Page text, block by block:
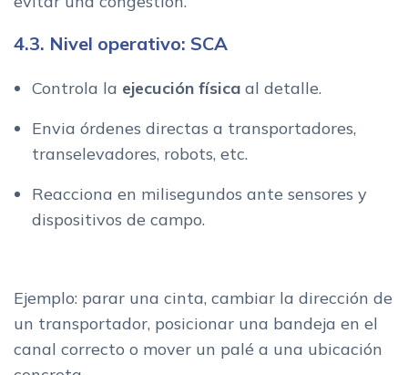
4.3. Nivel operativo: SCA
Controla la ejecución física al detalle.
Envia órdenes directas a transportadores,
transelevadores, robots, etc.
Reacciona en milisegundos ante sensores y
dispositivos de campo.
Ejemplo: parar una cinta, cambiar la dirección de
un transportador, posicionar una bandeja en el
canal correcto o mover un palé a una ubicación